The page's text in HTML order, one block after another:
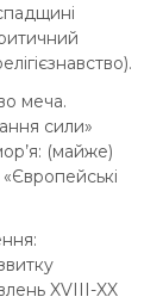
меча.
сили»
(майже)
XVIII-XX